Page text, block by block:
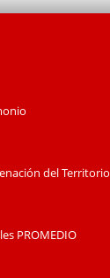
del Territorio
PROMEDIO